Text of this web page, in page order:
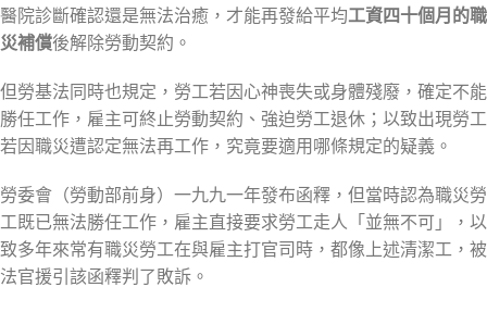
醫院診斷確認還是無法治癒，才能再發給平均工資四十個月的職
災補償後解除勞動契約。
但勞基法同時也規定，勞工若因心神喪失或身體殘廢，確定不能
勝任工作，雇主可終止勞動契約、強迫勞工退休；以致出現勞工
若因職災遭認定無法再工作，究竟要適用哪條規定的疑義。
勞委會（勞動部前身）一九九一年發布函釋，但當時認為職災勞
工既已無法勝任工作，雇主直接要求勞工走人「並無不可」，以
致多年來常有職災勞工在與雇主打官司時，都像上述清潔工，被
法官援引該函釋判了敗訴。